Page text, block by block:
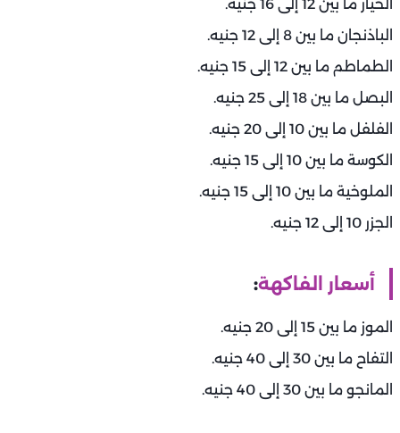
الخيار ما بين 12 إلى 16 جنيه.
الباذنجان ما بين 8 إلى 12 جنيه.
الطماطم ما بين 12 إلى 15 جنيه.
البصل ما بين 18 إلى 25 جنيه.
الفلفل ما بين 10 إلى 20 جنيه.
الكوسة ما بين 10 إلى 15 جنيه.
الملوخية ما بين 10 إلى 15 جنيه.
الجزر 10 إلى 12 جنيه.
أسعار الفاكهة:
الموز ما بين 15 إلى 20 جنيه.
التفاح ما بين 30 إلى 40 جنيه.
المانجو ما بين 30 إلى 40 جنيه.